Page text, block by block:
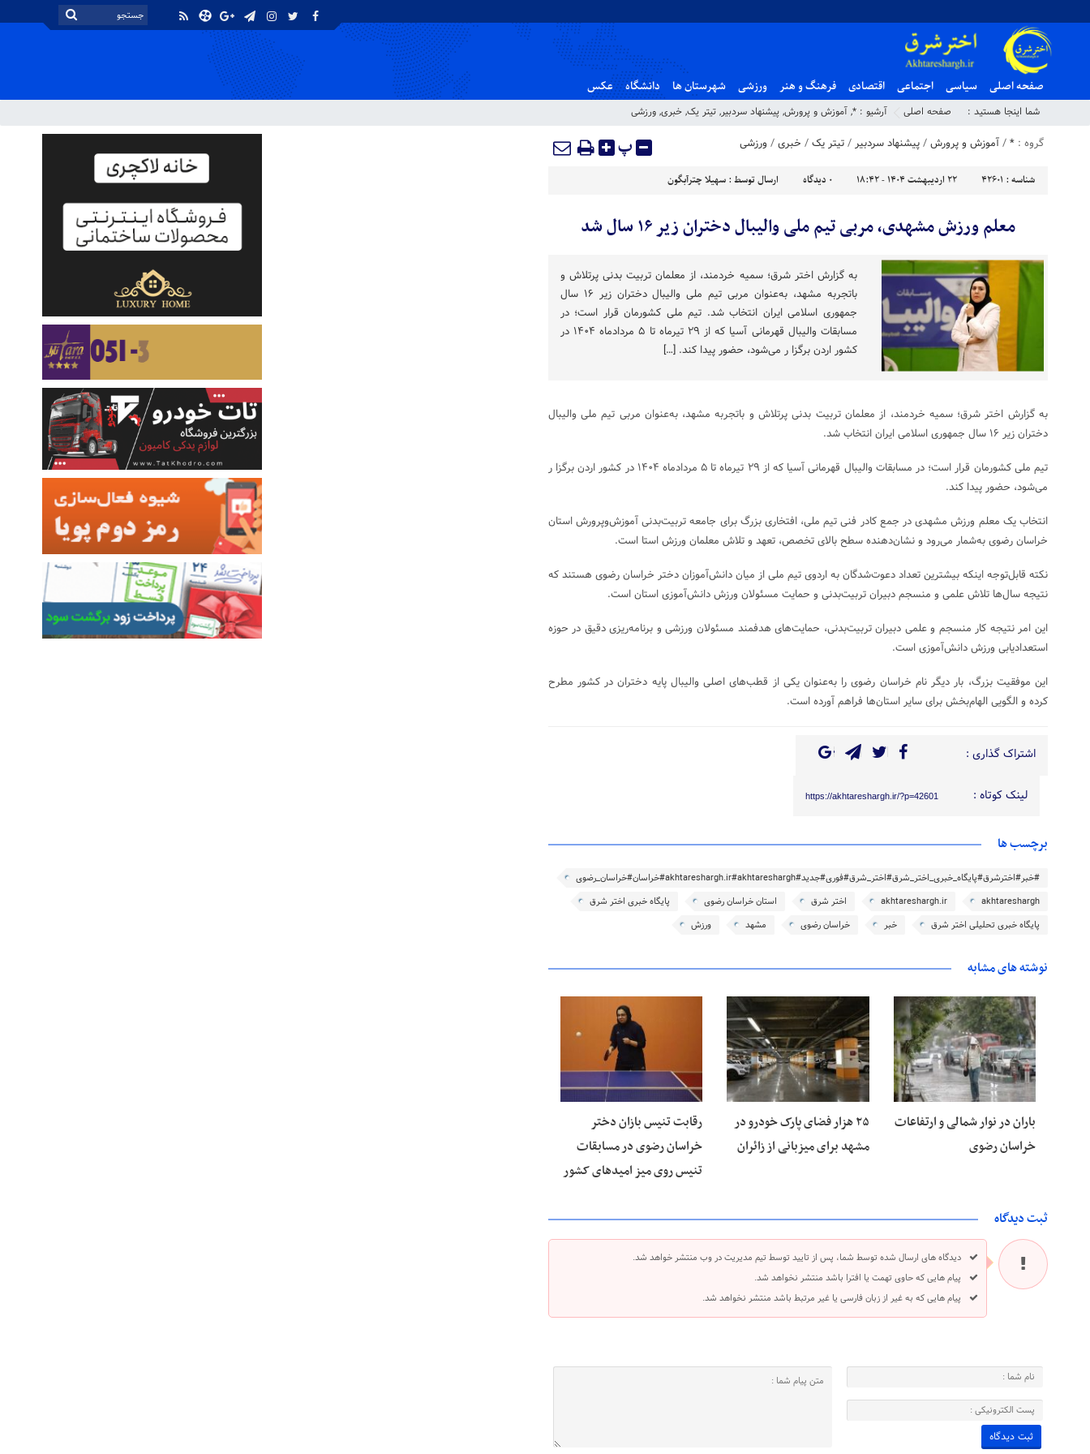
صفحه اصلی سیاسی اجتماعی اقتصادی فرهنگ و هنر ورزشی شهرستان ها دانشگاه عکس
شما اینجا هستید : صفحه اصلی آرشیو : *
, آموزش و پرورش, پیشنهاد سردبیر, تیتر یک, خبری, ورزشی
گروه : *
/آموزش و پرورش/پیشنهاد سردبیر/تیتر یک/ خبری/ ورزشی پ
شناسه : 42601 ۲۲ اردیبهشت ۱۴۰۴ - ۱۸:۴۲ ۰ دیدگاه ارسال توسط : سهیلا چترآبگون
معلم ورزش مشهدی، مربی تیم ملی والیبال دختران زیر ۱۶ سال شد
به گزارش اختر شرق؛ سمیه خردمند، از معلمان تربیت بدنی پرتلاش و
باتجربه مشهد، به‌عنوان مربی تیم ملی والیبال دختران زیر ۱۶ سال
جمهوری اسلامی ایران انتخاب شد. تیم ملی کشورمان قرار است؛ در
مسابقات والیبال قهرمانی آسیا که از ۲۹ تیرماه تا ۵ مردادماه ۱۴۰۴ در
کشور اردن برگزا ر می‌شود، حضور پیدا کند. […]
به گزارش اختر شرق؛ سمیه خردمند، از معلمان تربیت بدنی پرتلاش و باتجربه مشهد، به‌عنوان مربی تیم ملی والیبال
دختران زیر ۱۶ سال جمهوری اسلامی ایران انتخاب شد.
تیم ملی کشورمان قرار است؛ در مسابقات والیبال قهرمانی آسیا که از ۲۹ تیرماه تا ۵ مردادماه ۱۴۰۴ در کشور اردن برگزا ر
می‌شود، حضور پیدا کند.
انتخاب یک معلم ورزش مشهدی در جمع کادر فنی تیم ملی، افتخاری بزرگ برای جامعه تربیت‌بدنی آموزش‌وپرورش استان
خراسان رضوی به‌شمار می‌رود و نشان‌دهنده سطح بالای تخصص، تعهد و تلاش معلمان ورزش استا است.
نکته قابل‌توجه اینکه بیشترین تعداد دعوت‌شدگان به اردوی تیم ملی از میان دانش‌آموزان دختر خراسان رضوی هستند که
نتیجه سال‌ها تلاش علمی و منسجم دبیران تربیت‌بدنی و حمایت مسئولان ورزش دانش‌آموزی استان است.
این امر نتیجه کار منسجم و علمی دبیران تربیت‌بدنی، حمایت‌های هدفمند مسئولان ورزشی و برنامه‌ریزی دقیق در حوزه
استعدادیابی ورزش دانش‌آموزی است.
این موفقیت بزرگ، بار دیگر نام خراسان رضوی را به‌عنوان یکی از قطب‌های اصلی والیبال پایه دختران در کشور مطرح
کرده و الگویی الهام‌بخش برای سایر استان‌ها فراهم آورده است.
اشتراک گذاری :
لینک کوتاه : https://akhtareshargh.ir/?p=42601
برچسب ها
#خبر#اخترشرق#پایگاه_خبری_اختر_شرق#اختر_شرق#فوری#جدید#akhtareshargh.ir#akhtareshargh#خراسان#خراسان_رضوی
akhtareshargh
akhtareshargh.ir اختر شرق استان خراسان رضوی
پایگاه خبری اختر شرق
پایگاه خبری تحلیلی اختر شرق
خبر خراسان رضوی مشهد ورزش
نوشته های مشابه
۱۵ مرداد ۱۴۰۵
باران در نوار شمالی و ارتفاعات
خراسان رضوی
۱۵ مرداد ۱۴۰۵
۲۵ هزار فضای پارک خودرو در
مشهد برای میزبانی از زائران
رقابت تنیس بازان دختر
خراسان رضوی در مسابقات
تنیس روی میز امیدهای کشور
ثبت دیدگاه
دیدگاه های ارسال شده توسط شما، پس از تایید توسط تیم مدیریت در وب منتشر خواهد شد.
پیام هایی که حاوی تهمت یا افترا باشد منتشر نخواهد شد.
پیام هایی که به غیر از زبان فارسی یا غیر مرتبط باشد منتشر نخواهد شد.